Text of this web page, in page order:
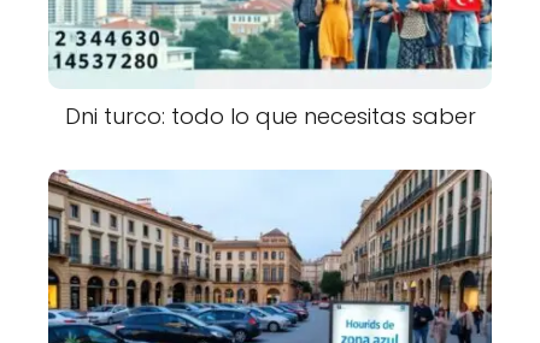
Dni turco: todo lo que necesitas saber